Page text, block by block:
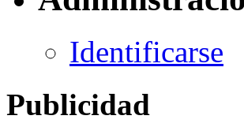
Identificarse
Publicidad